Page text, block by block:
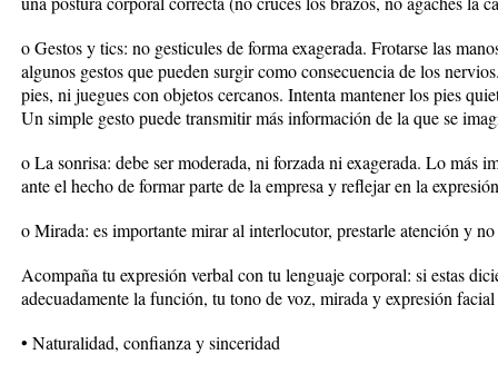
o Gestos y tics: no gesticules de forma exagerada. Frotarse las
algunos gestos que pueden surgir como consecuencia de los
pies, ni juegues con objetos cercanos. Intenta mantener los pies
Un simple gesto puede transmitir más información de la que se
o La sonrisa: debe ser moderada, ni forzada ni exagerada. Lo más
ante el hecho de formar parte de la empresa y reflejar en la
o Mirada: es importante mirar al interlocutor, prestarle atención y no
Acompaña tu expresión verbal con tu lenguaje corporal: si estas
adecuadamente la función, tu tono de voz, mirada y expresión
• Naturalidad, confianza y sinceridad